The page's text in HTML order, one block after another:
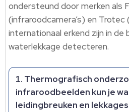
ondersteund door merken als
(infraroodcamera’s) en
internationaal erkend zijn in de
waterlekkage detecteren.
Thermografisch
infraroodbeelden kun je
leidingbreuken en